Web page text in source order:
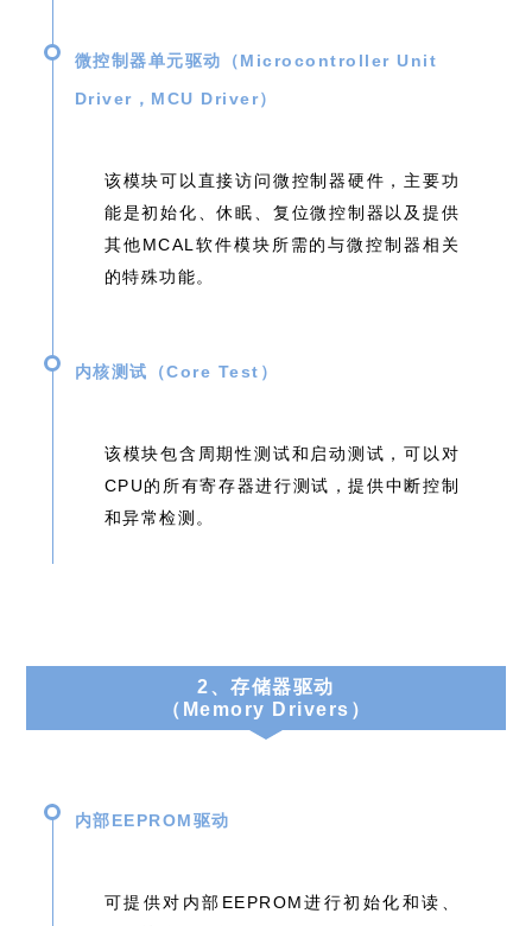
微控制器单元驱动（Microcontroller Unit
Driver，MCU Driver）
该模块可以直接访问微控制器硬件，主要功
能是初始化、休眠、复位微控制器以及提供
其他MCAL软件模块所需的与微控制器相关
的特殊功能。
内核测试（Core Test）
该模块包含周期性测试和启动测试，可以对
CPU的所有寄存器进行测试，提供中断控制
和异常检测。
2、存储器驱动
（Memory Drivers）
内部EEPROM驱动
可提供对内部EEPROM进⾏初始化和读、